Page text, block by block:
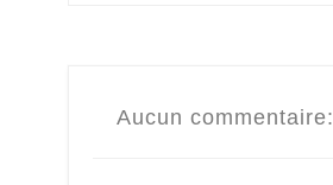
Aucun commentaire: